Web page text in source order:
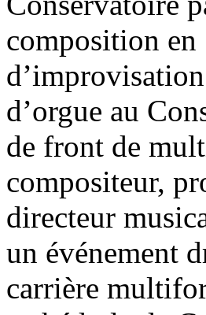
composition en
d’orgue au
de front de
compositeur,
directeur
un événement
carrière